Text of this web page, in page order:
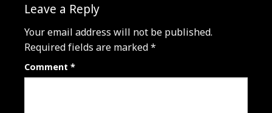
Leave a Reply
Your email address will not be published.
Required fields are marked*
Comment *